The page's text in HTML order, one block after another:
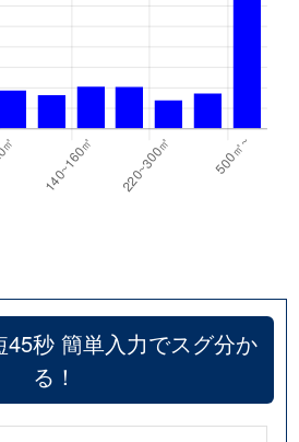
45秒 簡単入力でスグ分か
る！